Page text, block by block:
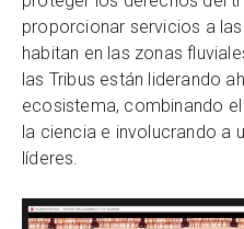
proporcionar servicios a
habitan en las zonas
las Tribus están liderando
ecosistema, combinando
la ciencia e involucrando a
líderes.